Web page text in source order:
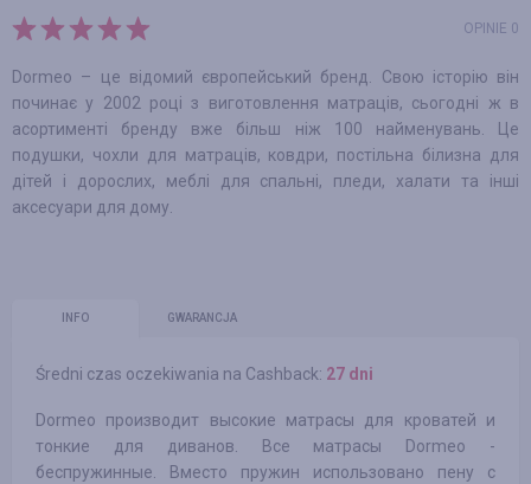
OPINIE 0
Dormeo – це відомий європейський бренд. Свою історію він
починає у 2002 році з виготовлення матраців, сьогодні ж в
асортименті бренду вже більш ніж 100 найменувань. Це
подушки, чохли для матраців, ковдри, постільна білизна для
дітей і дорослих, меблі для спальні, пледи, халати та інші
аксесуари для дому.
INFO GWARANCJA
Średni czas oczekiwania na Cashback: 27 dni
Dormeo производит высокие матрасы для кроватей и
тонкие для диванов. Все матрасы Dormeo -
беспружинные. Вместо пружин использовано пену с